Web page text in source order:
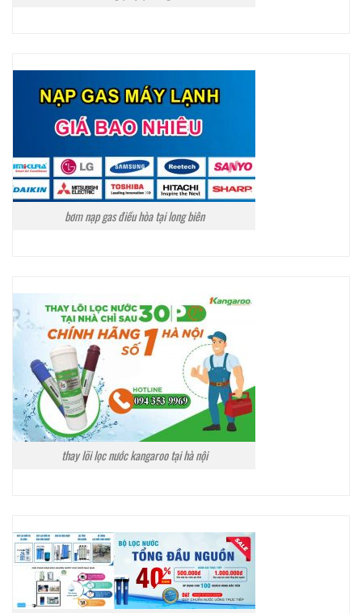
bơm nạp gas điều hòa tại long biên
thay lõi lọc nước kangaroo tại hà nội